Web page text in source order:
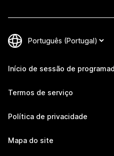
Início de sessão de
Termos de serviço
Política de privacidade
Mapa do site